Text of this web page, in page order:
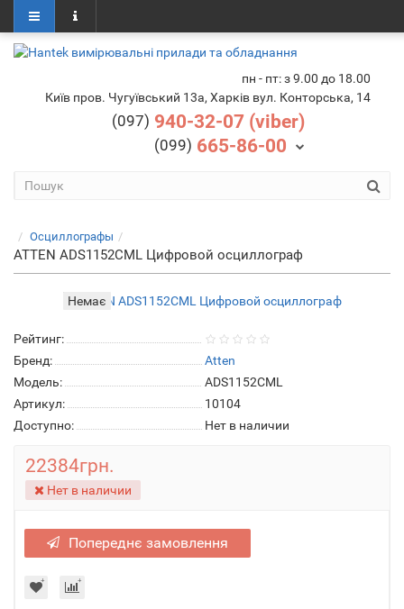
пн - пт: з 9.00 до 18.00
Київ пров. Чугуївський 13а, Харків вул. Конторська, 14
(097) 940-32-07 (viber)
(099) 665-86-00
Осциллографы
ATTEN ADS1152CML Цифровой осциллограф
Немає
Рейтинг:
Бренд:
Atten
Модель:
ADS1152CML
Артикул:
10104
Доступно:
Нет в наличии
22384грн.
Нет в наличии
Попереднє замовлення